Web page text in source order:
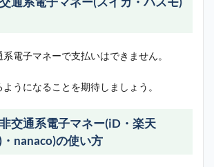
電子マネーで支払いはできません。
うになることを期待しましょう。
交通系電子マネー(iD・楽天
nanaco)の使い方